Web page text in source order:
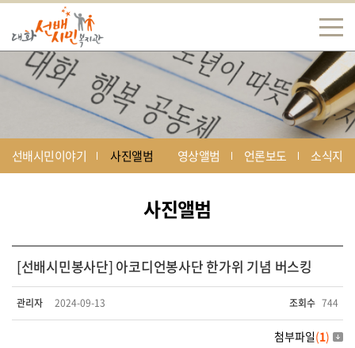
선배시민이야기 사진앨범 영상앨범 언론보도 소식지
사진앨범
[선배시민봉사단] 아코디언봉사단 한가위 기념 버스킹
관리자 2024-09-13 조회수 744
첨부파일(1)